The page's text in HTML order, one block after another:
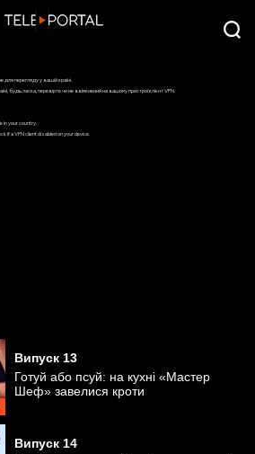
Випуск 13
Готуй або псуй: на кухні «Мастер
Шеф» завелися кроти
Випуск 14